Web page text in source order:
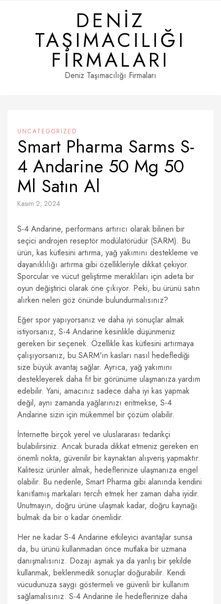
DENIZ
TAŞIMACILIĞI
FIRMALARI
Deniz Taşımacılığı Firmaları
UNCATEGORIZED
Smart Pharma Sarms S-
4 Andarine 50 Mg 50
Ml Satın Al
Kasım 2, 2024
S-4 Andarine, performans artırıcı olarak bilinen bir
seçici androjen reseptör modülatörüdür (SARM). Bu
ürün, kas kütlesini artırma, yağ yakımını destekleme ve
dayanıklılığı artırma gibi özellikleriyle dikkat çekiyor.
Sporcular ve vücut geliştirme meraklıları için adeta bir
oyun değiştirici olarak öne çıkıyor. Peki, bu ürünü satın
alırken neleri göz önünde bulundurmalısınız?
Eğer spor yapıyorsanız ve daha iyi sonuçlar almak
istiyorsanız, S-4 Andarine kesinlikle düşünmeniz
gereken bir seçenek. Özellikle kas kütlesini artırmaya
çalışıyorsanız, bu SARM'ın kasları nasıl hedeflediği
size büyük avantaj sağlar. Ayrıca, yağ yakımını
destekleyerek daha fit bir görünüme ulaşmanıza yardım
edebilir. Yani, amacınız sadece daha iyi kas yapmak
değil, aynı zamanda yağlarınızı eritmekse, S-4
Andarine sizin için mükemmel bir çözüm olabilir.
İnternette birçok yerel ve uluslararası tedarikçi
bulabilirsiniz. Ancak burada dikkat etmeniz gereken en
önemli nokta, güvenilir bir kaynaktan alışveriş yapmaktır.
Kalitesiz ürünler almak, hedeflerinize ulaşmanıza engel
olabilir. Bu nedenle, Smart Pharma gibi alanında kendini
kanıtlamış markaları tercih etmek her zaman daha iyidir.
Unutmayın, doğru ürüne ulaşmak kadar, doğru kaynağı
bulmak da bir o kadar önemlidir.
Her ne kadar S-4 Andarine etkileyici avantajlar sunsa
da, bu ürünü kullanmadan önce mutlaka bir uzmana
danışmalısınız. Dozajı aşmak ya da yanlış bir şekilde
kullanmak, beklenmedik sonuçlar doğurabilir. Kendi
vücudunuza saygı göstermeli ve güvenli bir kullanım
sağlamalısınız. S-4 Andarine ile hedeflerinize daha